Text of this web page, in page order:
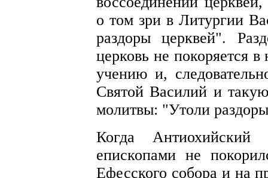
о том зри в Литургии
раздоры церквей".
церковь не покоряется
учению и,
Святой Василий и
молитвы: "Утоли
Когда
епископами не
Ефесского собора и на